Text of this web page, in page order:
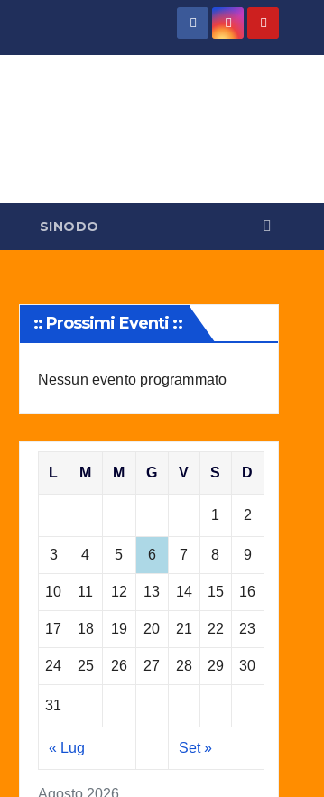
SINODO
:: Prossimi Eventi ::
Nessun evento programmato
Agosto 2026
L M M G V S D
1 2
3 4 5 6 7 8 9
10 11 12 13 14 15 16
17 18 19 20 21 22 23
24 25 26 27 28 29 30
31
« Lug Set »